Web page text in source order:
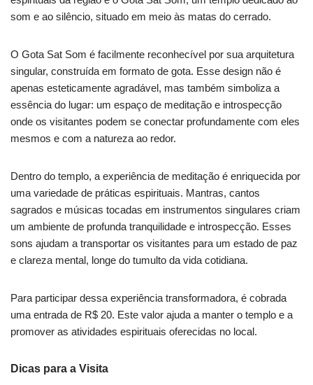
som e ao silêncio, situado em meio às matas do cerrado.
O Gota Sat Som é facilmente reconhecível por sua arquitetura
singular, construída em formato de gota. Esse design não é
apenas esteticamente agradável, mas também simboliza a
essência do lugar: um espaço de meditação e introspecção
onde os visitantes podem se conectar profundamente com eles
mesmos e com a natureza ao redor.
Dentro do templo, a experiência de meditação é enriquecida por
uma variedade de práticas espirituais. Mantras, cantos
sagrados e músicas tocadas em instrumentos singulares criam
um ambiente de profunda tranquilidade e introspecção. Esses
sons ajudam a transportar os visitantes para um estado de paz
e clareza mental, longe do tumulto da vida cotidiana.
Para participar dessa experiência transformadora, é cobrada
uma entrada de R$ 20. Este valor ajuda a manter o templo e a
promover as atividades espirituais oferecidas no local.
Dicas para a Visita